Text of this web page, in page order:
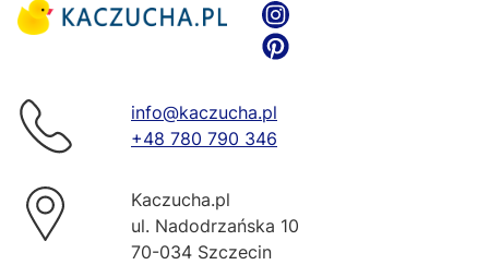
info@kaczucha.pl
+48 780 790 346
Kaczucha.pl
ul. Nadodrzańska 10
70-034 Szczecin